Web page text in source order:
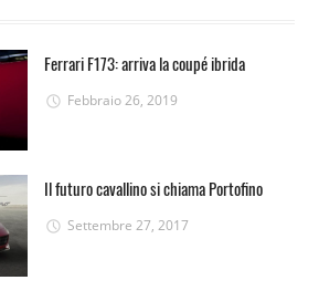
Ferrari F173: arriva la coupé ibrida
Febbraio 26, 2019
Il futuro cavallino si chiama Portofino
Settembre 27, 2017